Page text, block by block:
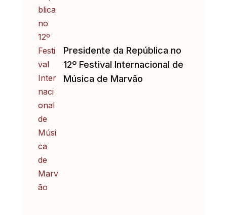
Presidente da República no
12º Festival Internacional de
Música de Marvão